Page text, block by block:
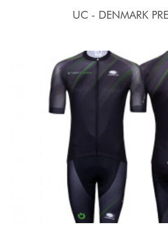
UC - DENMARK